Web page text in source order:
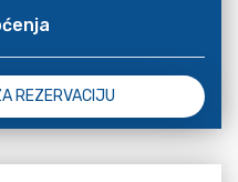
REZERVACIJU